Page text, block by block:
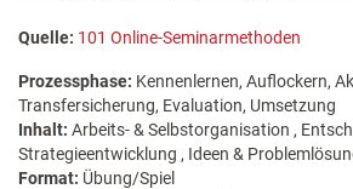
Quelle: 101 Online-Seminarmethoden
Prozessphase: Kennenlernen, Auflockern,
Transfersicherung, Evaluation, Umsetzung
Inhalt: Arbeits- & Selbstorganisation ,
Strategieentwicklung , Ideen &
Format: Übung/Spiel